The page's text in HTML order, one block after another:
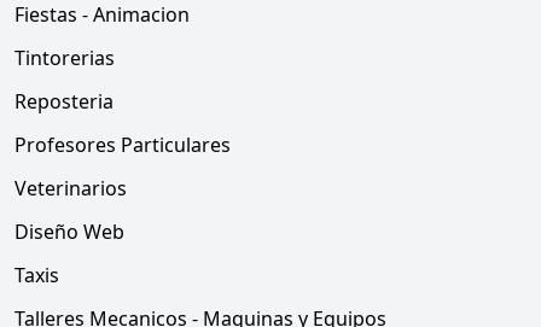
Fiestas - Animacion
Tintorerias
Reposteria
Profesores Particulares
Veterinarios
Diseño Web
Taxis
Talleres Mecanicos - Maquinas y Equipos